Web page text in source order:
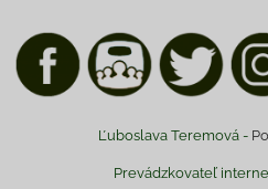
Ľuboslava Teremová -
Prevádzkovateľ